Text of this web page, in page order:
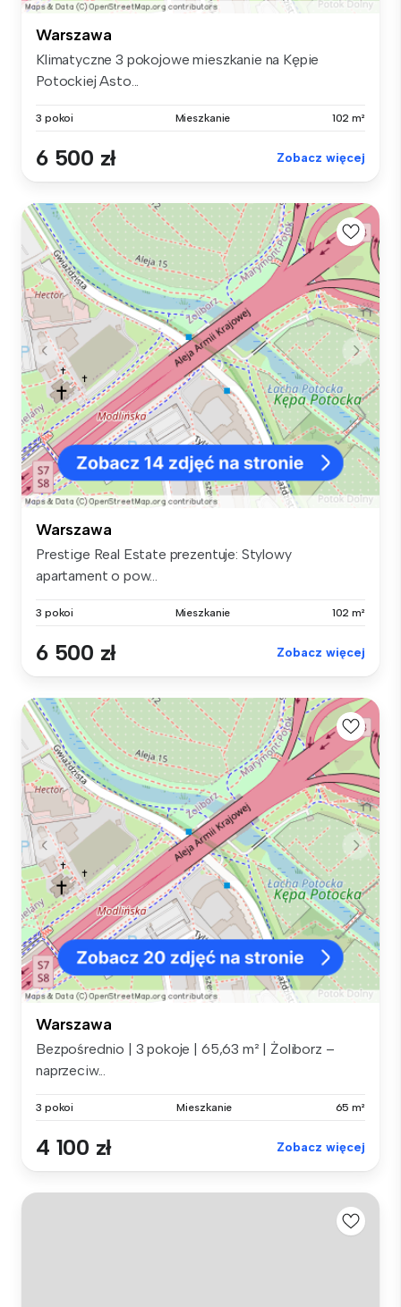
Warszawa
Klimatyczne 3 pokojowe mieszkanie na Kępie
Potockiej Asto...
3 pokoi Mieszkanie 102 m²
6 500 zł Zobacz więcej
Warszawa
Prestige Real Estate prezentuje: Stylowy
apartament o pow...
3 pokoi Mieszkanie 102 m²
6 500 zł Zobacz więcej
Warszawa
Bezpośrednio | 3 pokoje | 65,63 m² | Żoliborz –
naprzeciw...
3 pokoi Mieszkanie 65 m²
4 100 zł Zobacz więcej